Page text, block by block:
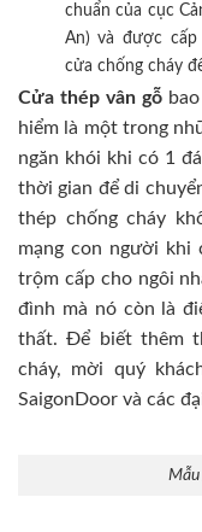
chuẩn của cục
An) và được
cửa chống cháy
Cửa thép vân gỗ
hiểm là một trong
ngăn khói khi có 1
thời gian để di
thép chống cháy
mạng con người khi
trộm cấp cho ngôi
đình mà nó còn là
thất. Để biết thêm
cháy, mời quý
SaigonDoor và các
Mẫu